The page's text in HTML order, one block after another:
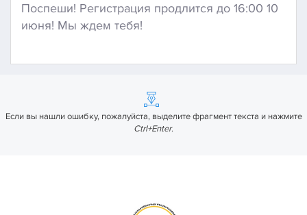
Поспеши! Регистрация продлится до 16:00 10
июня! Мы ждем тебя!
Если вы нашли ошибку, пожалуйста, выделите фрагмент текста и нажмите
Ctrl+Enter.